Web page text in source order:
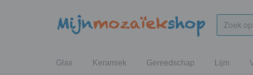
Glas Keramiek Gereedschap Lijm